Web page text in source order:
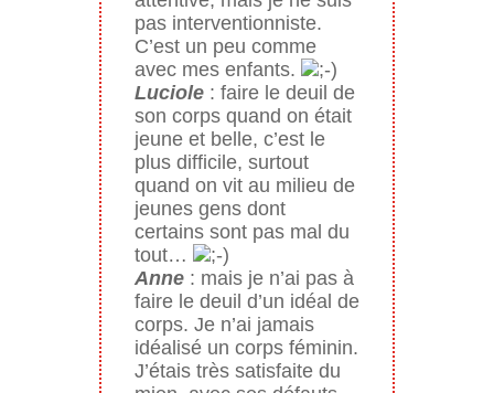
pas interventionniste.
C’est un peu comme
avec mes enfants.
Luciole: faire le deuil de
son corps quand on était
jeune et belle, c’est le
plus difficile, surtout
quand on vit au milieu de
jeunes gens dont
certains sont pas mal du
tout…
Anne: mais je n’ai pas à
faire le deuil d’un idéal de
corps. Je n’ai jamais
idéalisé un corps féminin.
J’étais très satisfaite du